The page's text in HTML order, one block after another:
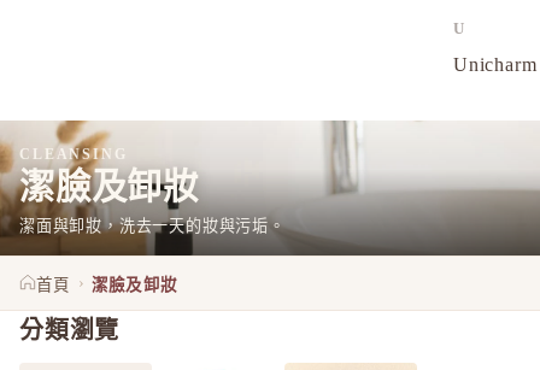
U
CLEANSING
潔臉及卸妝
潔面與卸妝，洗去一天的妝與污垢。
首頁 › 潔臉及卸妝
分類瀏覽